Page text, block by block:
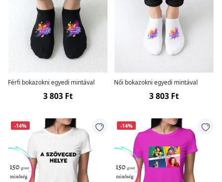
Férfi bokazokni egyedi mintával
3 803 Ft
Női bokazokni egyedi mintával
3 803 Ft
-14% -14%